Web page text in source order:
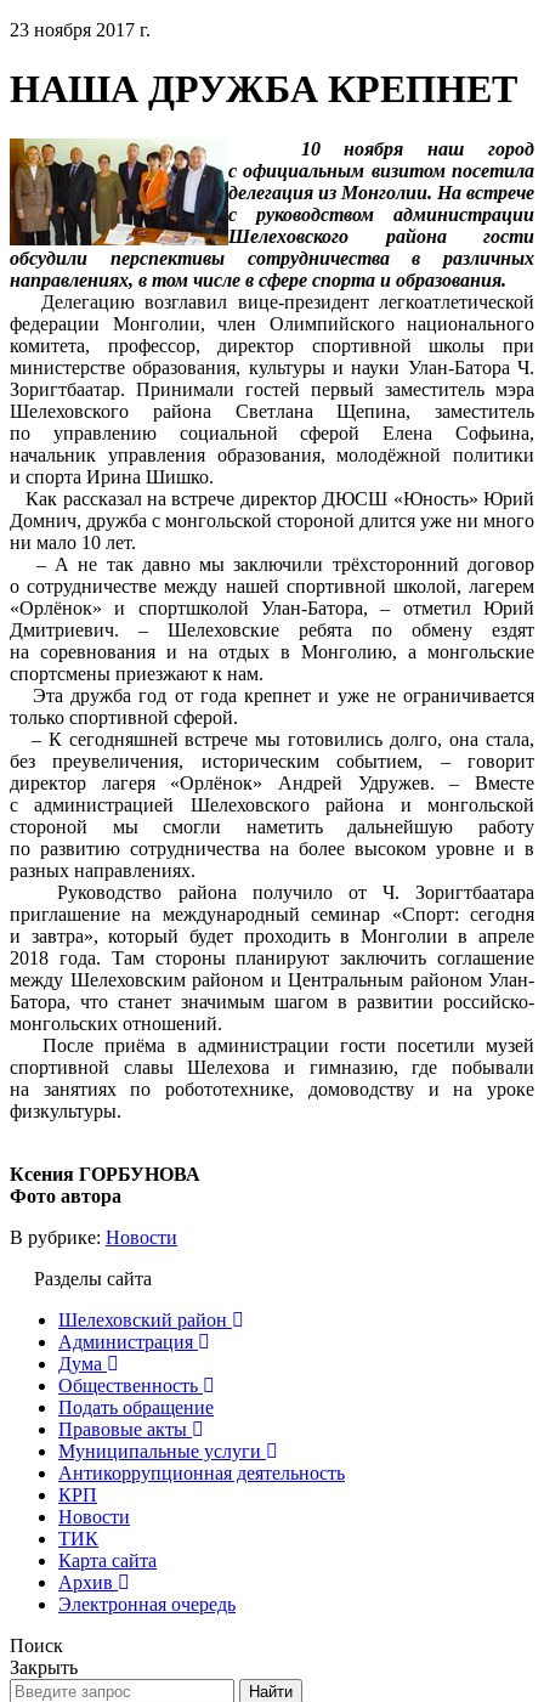
23 ноября 2017 г.
НАША ДРУЖБА КРЕПНЕТ
10 ноября наш город
с официальным визитом посетила
делегация из Монголии. На встрече
с руководством администрации
Шелеховского района гости
обсудили перспективы сотрудничества в различных
направлениях, в том числе в сфере спорта и образования.
Делегацию возглавил вице-президент легкоатлетической
федерации Монголии, член Олимпийского национального
комитета, профессор, директор спортивной школы при
министерстве образования, культуры и науки Улан-Батора Ч.
Зоригтбаатар. Принимали гостей первый заместитель мэра
Шелеховского района Светлана Щепина, заместитель
по управлению социальной сферой Елена Софьина,
начальник управления образования, молодёжной политики
и спорта Ирина Шишко.
Как рассказал на встрече директор ДЮСШ «Юность» Юрий
Домнич, дружба с монгольской стороной длится уже ни много
ни мало 10 лет.
– А не так давно мы заключили трёхсторонний договор
о сотрудничестве между нашей спортивной школой, лагерем
«Орлёнок» и спортшколой Улан-Батора, – отметил Юрий
Дмитриевич. – Шелеховские ребята по обмену ездят
на соревнования и на отдых в Монголию, а монгольские
спортсмены приезжают к нам.
Эта дружба год от года крепнет и уже не ограничивается
только спортивной сферой.
– К сегодняшней встрече мы готовились долго, она стала,
без преувеличения, историческим событием, – говорит
директор лагеря «Орлёнок» Андрей Удружев. – Вместе
с администрацией Шелеховского района и монгольской
стороной мы смогли наметить дальнейшую работу
по развитию сотрудничества на более высоком уровне и в
разных направлениях.
Руководство района получило от Ч. Зоригтбаатара
приглашение на международный семинар «Спорт: сегодня
и завтра», который будет проходить в Монголии в апреле
2018 года. Там стороны планируют заключить соглашение
между Шелеховским районом и Центральным районом Улан-
Батора, что станет значимым шагом в развитии российско-
монгольских отношений.
После приёма в администрации гости посетили музей
спортивной славы Шелехова и гимназию, где побывали
на занятиях по робототехнике, домоводству и на уроке
физкультуры.
Ксения ГОРБУНОВА
Фото автора
В рубрике: Новости
Разделы сайта
Шелеховский район
Администрация
Дума
Общественность
Подать обращение
Правовые акты
Муниципальные услуги
Антикоррупционная деятельность
КРП
Новости
ТИК
Карта сайта
Архив
Электронная очередь
Поиск
Закрыть
Найти